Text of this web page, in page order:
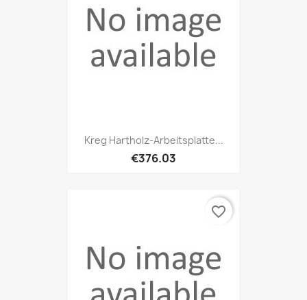
Kreg Hartholz-Arbeitsplatte...
€376.03
favorite_border